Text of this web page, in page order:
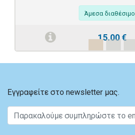
Άμεσα διαθέσιμο
15.00€
Εγγραφείτε στο newsletter μας.